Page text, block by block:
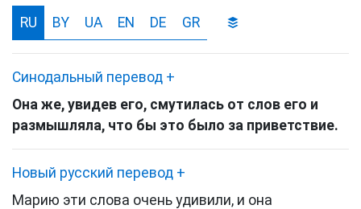
RU BY UA EN DE GR
Синодальный перевод +
Она же, увидев его, смутилась от слов его и
размышляла, что бы это было за приветствие.
Новый русский перевод +
Марию эти слова очень удивили, и она